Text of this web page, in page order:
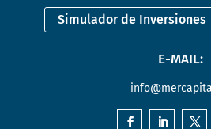
Simulador de Inversiones
E-MAIL: